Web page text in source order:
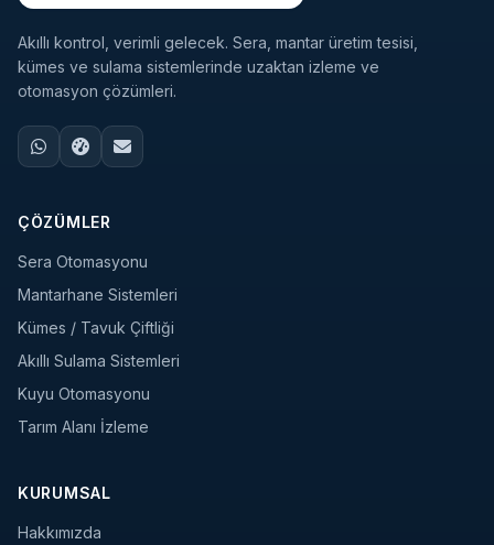
Akıllı kontrol, verimli gelecek. Sera, mantar üretim tesisi,
kümes ve sulama sistemlerinde uzaktan izleme ve
otomasyon çözümleri.
ÇÖZÜMLER
Sera Otomasyonu
Mantarhane Sistemleri
Kümes / Tavuk Çiftliği
Akıllı Sulama Sistemleri
Kuyu Otomasyonu
Tarım Alanı İzleme
KURUMSAL
Hakkımızda